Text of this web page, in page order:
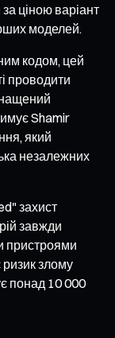
ціною варіант
моделей.
кодом, цей
проводити
Shamir
який
незалежних
захист
завжди
пристроями
злому
понад 10 000